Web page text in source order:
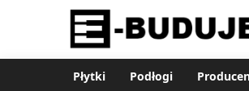
Płytki Podłogi